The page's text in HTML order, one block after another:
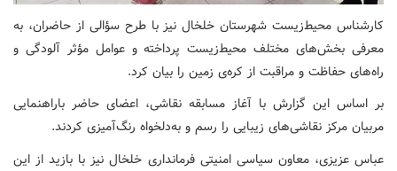
کارشناس محیط‌زیست شهرستان خلخال نیز با طرح سؤالی از حاضران، به
معرفی بخش‌های مختلف محیط‌زیست پرداخته و عوامل مؤثر آلودگی و
راه‌های حفاظت و مراقبت از کره‌ی زمین را بیان کرد.
بر اساس این گزارش با آغاز مسابقه نقاشی، اعضای حاضر باراهنمایی
مربیان مرکز نقاشی‌های زیبایی را رسم و به‌دلخواه رنگ‌آمیزی کردند.
عباس عزیزی، معاون سیاسی امنیتی فرمانداری خلخال نیز با بازید از این